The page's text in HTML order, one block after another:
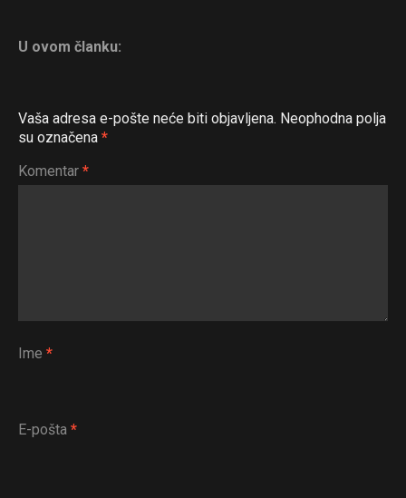
U ovom članku:
Vaša adresa e-pošte neće biti objavljena. Neophodna polja
su označena *
Komentar *
Ime *
E-pošta *